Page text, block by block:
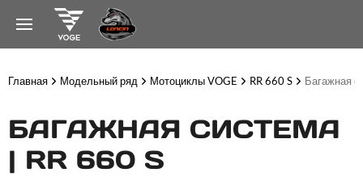
Главная Модельный ряд Мотоциклы VOGE RR 660 S Багажная
БАГАЖНАЯ СИСТЕМА
| RR 660 S